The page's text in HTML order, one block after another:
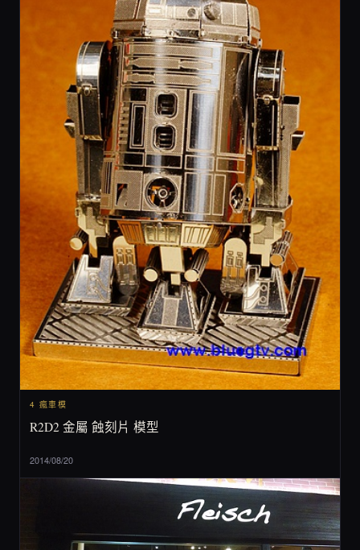
4 瘋車模
R2D2 金屬 蝕刻片 模型
2014/08/20